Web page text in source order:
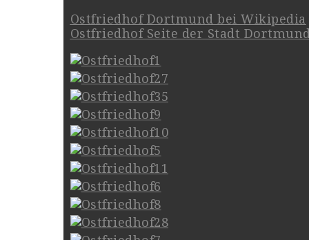
Ostfriedhof Dortmund bei Wikipedia
Ostfriedhof Seite der Stadt